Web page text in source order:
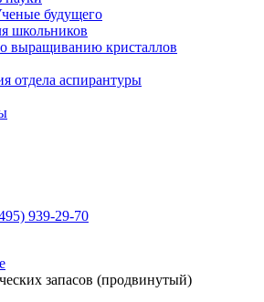
будущего
школьников
выращиванию кристаллов
отдела аспирантуры
939-29-70
запасов (продвинутый)